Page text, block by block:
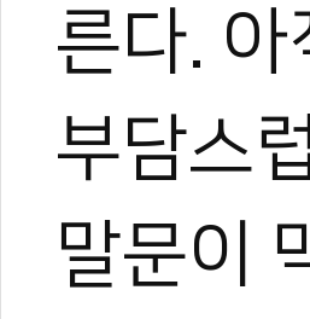
른다.
부담스
말문이